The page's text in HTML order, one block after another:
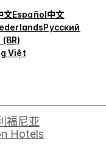
文Español中文
Русский
Việt
福尼亚
Hotels